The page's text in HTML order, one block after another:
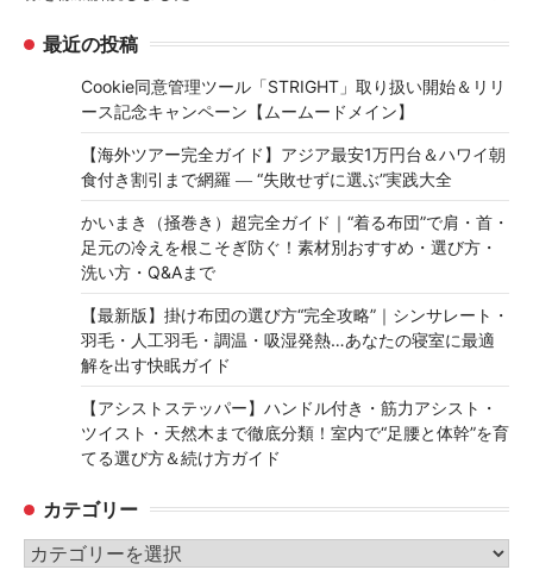
最近の投稿
Cookie同意管理ツール「STRIGHT」取り扱い開始＆リリ
ース記念キャンペーン【ムームードメイン】
【海外ツアー完全ガイド】アジア最安1万円台＆ハワイ朝
食付き割引まで網羅 ― “失敗せずに選ぶ”実践大全
かいまき（掻巻き）超完全ガイド｜“着る布団”で肩・首・
足元の冷えを根こそぎ防ぐ！素材別おすすめ・選び方・
洗い方・Q&Aまで
【最新版】掛け布団の選び方“完全攻略”｜シンサレート・
羽毛・人工羽毛・調温・吸湿発熱…あなたの寝室に最適
解を出す快眠ガイド
【アシストステッパー】ハンドル付き・筋力アシスト・
ツイスト・天然木まで徹底分類！室内で“足腰と体幹”を育
てる選び方＆続け方ガイド
カテゴリー
カ